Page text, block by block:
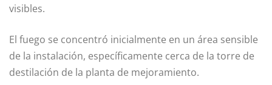
visibles.
El fuego se concentró inicialmente en un área sensible
de la instalación, específicamente cerca de la torre de
destilación de la planta de mejoramiento.